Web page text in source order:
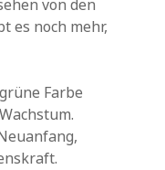
von den
es noch mehr,
Farbe